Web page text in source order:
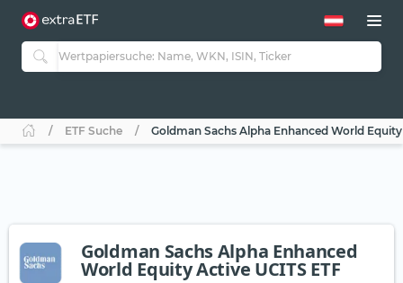
ETF Suche Goldman Sachs Alpha Enhanced World Equity
Goldman Sachs Alpha Enhanced
World Equity Active UCITS ETF